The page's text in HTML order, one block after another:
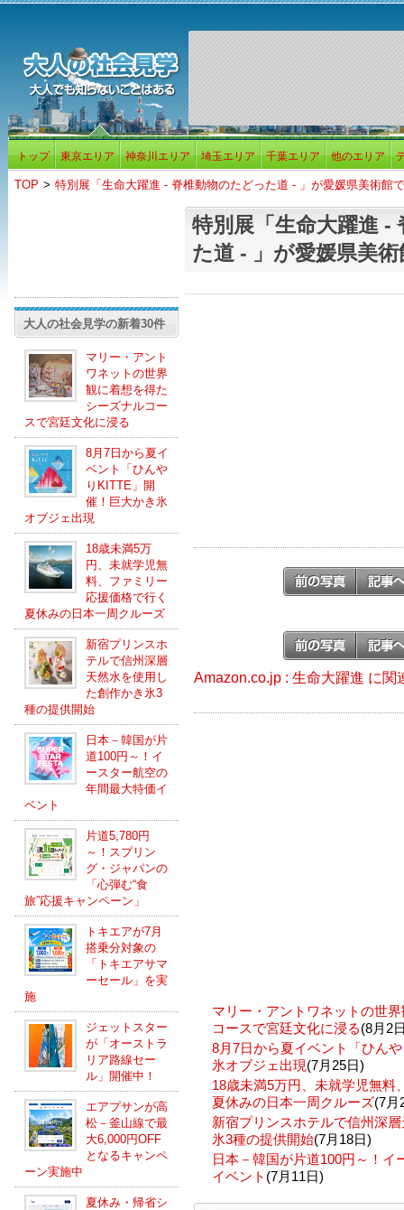
トップ 東京エリア 神奈川エリア 埼玉エリア 千葉エリア 他のエリア
TOP > 特別展「生命大躍進 - 脊椎動物のたどった道 - 」が愛媛県美術館
大人の社会見学の新着30件
マリー・アント
ワネットの世界
観に着想を得た
シーズナルコー
スで宮廷文化に浸る
8月7日から夏イ
ベント「ひんや
りKITTE」開
催！巨大かき氷
オブジェ出現
18歳未満5万
円、未就学児無
料、ファミリー
応援価格で行く
夏休みの日本一周クルーズ
新宿プリンスホ
テルで信州深層
天然水を使用し
た創作かき氷3
種の提供開始
日本－韓国が片
道100円～！イ
ースター航空の
年間最大特価イ
ベント
片道5,780円
～！スプリン
グ・ジャパンの
「心弾む“食
旅”応援キャンペーン」
トキエアが7月
搭乗分対象の
「トキエアサマ
ーセール」を実
施
ジェットスター
が「オーストラ
リア路線セー
ル」開催中！
エアプサンが高
松－釜山線で最
大6,000円OFF
となるキャンペ
ーン実施中
夏休み・帰省シ
特別展「生命大躍進 -
た道 - 」が愛媛県美
Amazon.co.jp : 生命大躍進 に関
マリー・アントワネットの世
コースで宮廷文化に浸る(8月2
8月7日から夏イベント「ひん
氷オブジェ出現(7月25日)
18歳未満5万円、未就学児無料
夏休みの日本一周クルーズ(7月
新宿プリンスホテルで信州深
氷3種の提供開始(7月18日)
日本－韓国が片道100円～！イ
イベント (7月11日)